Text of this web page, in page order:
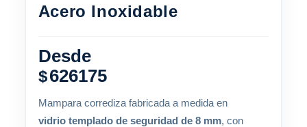
Acero Inoxidable
Desde
$626175
Mampara corrediza fabricada a medida en
vidrio templado de seguridad de 8 mm, con